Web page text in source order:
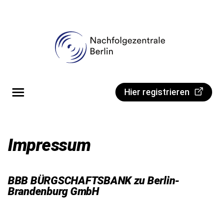
Portal
Hier registrieren
Impressum
BBB BÜRGSCHAFTSBANK zu Berlin-
Brandenburg GmbH